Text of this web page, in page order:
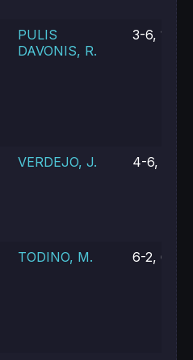
PULIS
DAVONIS, R.
3-6, 1-6
VERDEJO, J. 4-6, 3-6
TODINO, M. 6-2, 6-1